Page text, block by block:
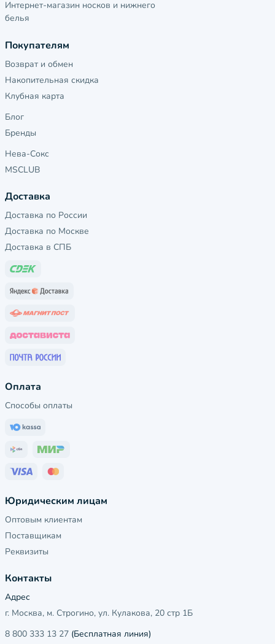
Интернет-магазин носков и нижнего
белья
Покупателям
Возврат и обмен
Накопительная скидка
Клубная карта
Блог
Бренды
Нева-Сокс
MSCLUB
Доставка
Доставка по России
Доставка по Москве
Доставка в СПБ
Оплата
Способы оплаты
Юридическим лицам
Оптовым клиентам
Поставщикам
Реквизиты
Контакты
Адрес
г. Москва, м. Строгино, ул. Кулакова, 20 стр 1Б
8 800 333 13 27 (Бесплатная линия)